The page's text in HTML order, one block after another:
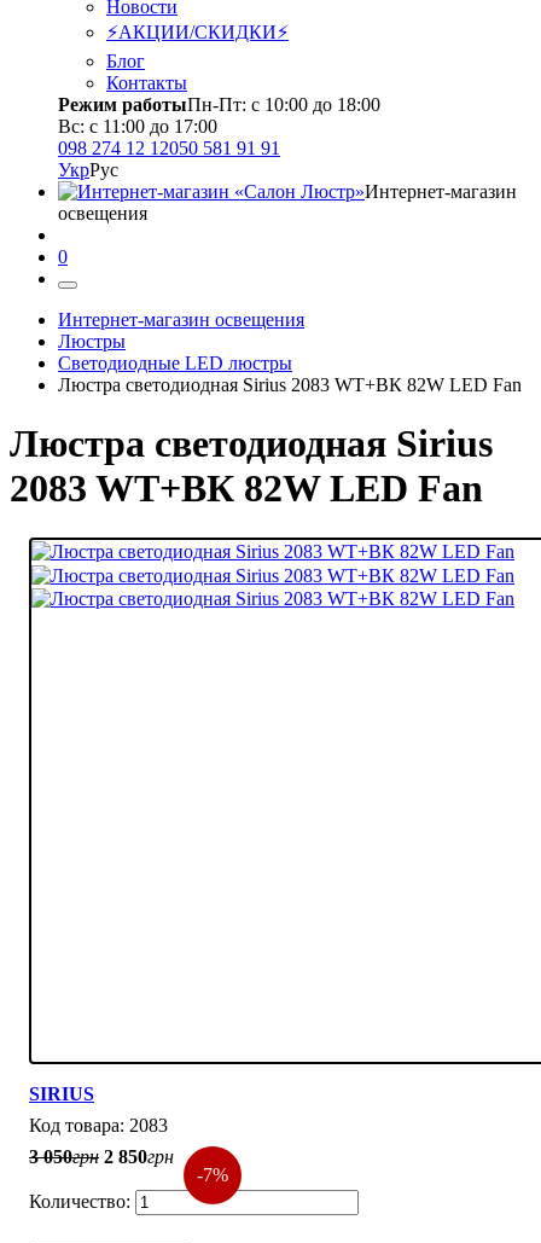
Новости
⚡АКЦИИ/СКИДКИ⚡
Блог
Контакты
Режим работыПн-Пт: с 10:00 до 18:00
Вс: с 11:00 до 17:00
098 274 12 12050 581 91 91
УкрРус
Интернет-магазин
освещения
0
Интернет-магазин освещения
Люстры
Светодиодные LED люстры
Люстра светодиодная Sirius 2083 WT+ВК 82W LED Fan
Люстра светодиодная Sirius
2083 WT+ВК 82W LED Fan
SIRIUS
2083
-7%
3 050грн 2 850грн